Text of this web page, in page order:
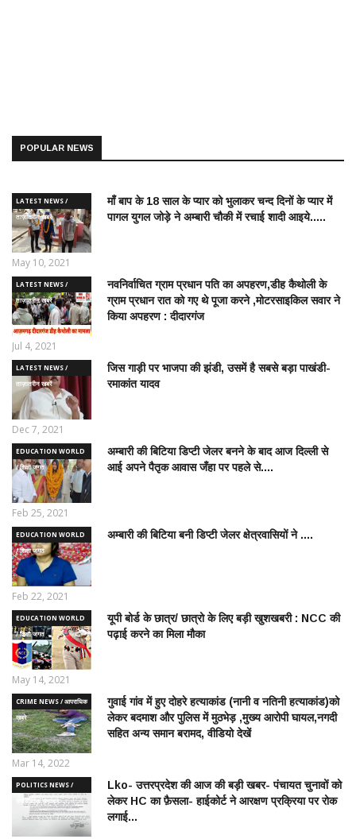
POPULAR NEWS
LATEST NEWS /
ताज़ातरीन खबरें
माँ बाप के 18 साल के प्यार को भुलाकर चन्द दिनों के प्यार में
पागल युगल जोड़े ने अम्बारी चौकी में रचाई शादी आइये.....
May 10, 2021
LATEST NEWS /
ताज़ातरीन खबरें
नवनिर्वाचित ग्राम प्रधान पति का अपहरण,डीह कैथोली के
ग्राम प्रधान रात को गए थे पूजा करने ,मोटरसाइकिल सवार ने
किया अपहरण : दीदारगंज
Jul 4, 2021
LATEST NEWS /
ताज़ातरीन खबरें
जिस गाड़ी पर भाजपा की झंडी, उसमें है सबसे बड़ा पाखंडी-
रमाकांत यादव
Dec 7, 2021
EDUCATION WORLD
/ शिक्षा जगत
अम्बारी की बिटिया डिप्टी जेलर बनने के बाद आज दिल्ली से
आई अपने पैतृक आवास जँहा पर पहले से....
Feb 25, 2021
EDUCATION WORLD
/ शिक्षा जगत
अम्बारी की बिटिया बनी डिप्टी जेलर क्षेत्रवासियों ने ....
Feb 22, 2021
EDUCATION WORLD
/ शिक्षा जगत
यूपी बोर्ड के छात्र/ छात्रो के लिए बड़ी खुशखबरी : NCC की
पढ़ाई करने का मिला मौका
May 14, 2021
CRIME NEWS / आपराधिक
ख़बरे
गुवाई गांव में हुए दोहरे हत्याकांड (नानी व नतिनी हत्याकांड)को
लेकर बदमाश और पुलिस में मुठभेड़ ,मुख्य आरोपी घायल,नगदी
सहित अन्य समान बरामद, वीडियो देखें
Mar 14, 2022
POLITICS NEWS /
राजनीतिक समाचार
Lko- उत्तरप्रदेश की आज की बड़ी खबर- पंचायत चुनावों को
लेकर HC का फ़ैसला- हाईकोर्ट ने आरक्षण प्रक्रिया पर रोक
लगाई...